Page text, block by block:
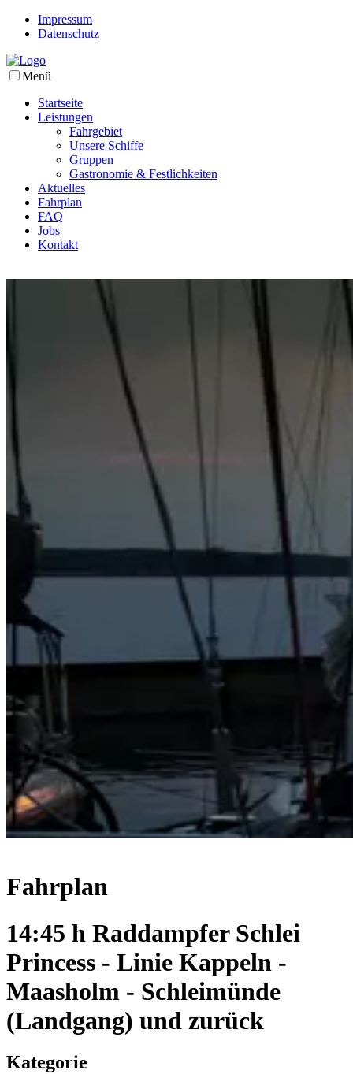
Impressum
Datenschutz
Menü
Startseite
Leistungen
Fahrgebiet
Unsere Schiffe
Gruppen
Gastronomie & Festlichkeiten
Aktuelles
Fahrplan
FAQ
Jobs
Kontakt
Fahrplan
14:45 h Raddampfer Schlei
Princess - Linie Kappeln -
Maasholm - Schleimünde
(Landgang) und zurück
Kategorie